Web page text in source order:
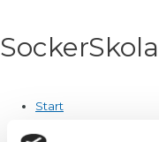
Start